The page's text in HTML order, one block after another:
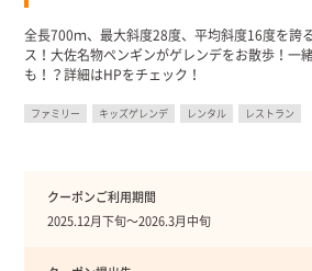
全長700ｍ、最大斜度28度、平均斜度16度を誇
ス！大佐名物ペンギンがゲレンデをお散歩！一
も！？詳細はHPをチェック！
ファミリー キッズゲレンデ レンタル レストラン
クーポンご利用期間
2025.12月下旬〜2026.3月中旬